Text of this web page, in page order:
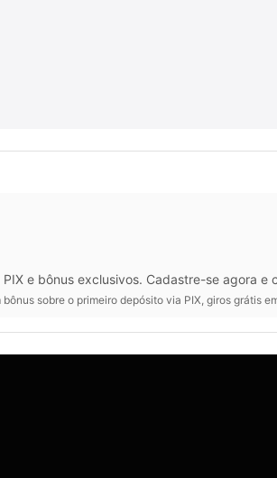
e bônus exclusivos. Cadastre-se agora e
sobre o primeiro depósito via PIX, giros grátis